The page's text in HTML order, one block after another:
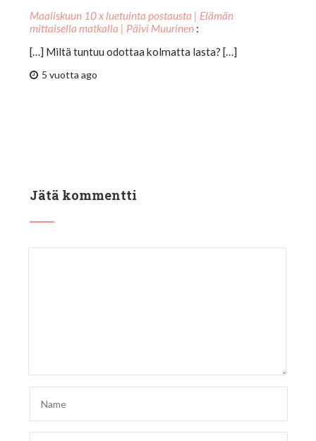
Maaliskuun 10 x luetuinta postausta | Elämän
mittaisella matkalla | Päivi Muurinen :
[…] Miltä tuntuu odottaa kolmatta lasta? […]
5 vuotta ago
Jätä kommentti